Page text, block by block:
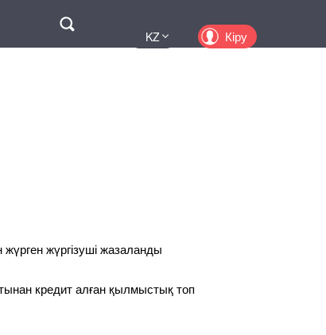
KZ Кіру
жүргізуші жазаланды
кредит алған қылмыстық топ